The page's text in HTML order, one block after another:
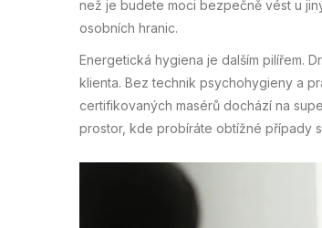
než je budete moci bezpečně vést u
osobních hranic.
Energetická hygiena je dalším pilířem.
klienta. Bez technik psychohygieny a
certifikovaných masérů dochází na
prostor, kde probíráte obtížné případy